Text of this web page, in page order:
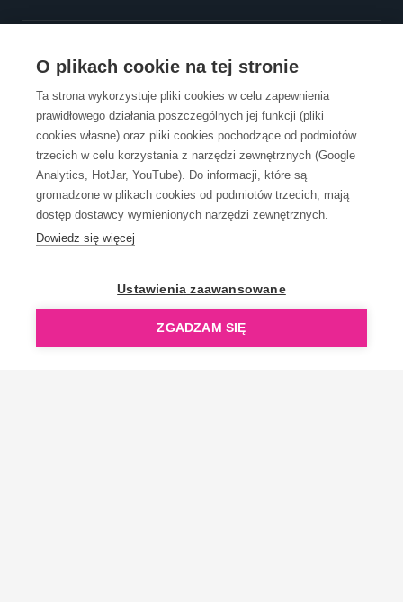
O plikach cookie na tej stronie
Ta strona wykorzystuje pliki cookies w celu zapewnienia
prawidłowego działania poszczególnych jej funkcji (pliki
cookies własne) oraz pliki cookies pochodzące od podmiotów
trzecich w celu korzystania z narzędzi zewnętrznych (Google
Analytics, HotJar, YouTube). Do informacji, które są
gromadzone w plikach cookies od podmiotów trzecich, mają
dostęp dostawcy wymienionych narzędzi zewnętrznych.
Dowiedz się więcej
Ustawienia zaawansowane
ZGADZAM SIĘ
OBSŁUGA KLIENTA
KONTAKT
OpenGift jest częścią ReflectGroup.